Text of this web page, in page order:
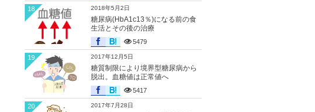
2018年5月2日
糖尿病(HbA1c13％)になる前の食
生活とその後の治療
5479
18
2017年12月5日
糖質制限により境界型糖尿病から
脱出。血糖値は正常値へ
5417
19
2017年7月28日
20